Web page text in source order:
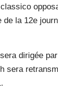
la 12e
dirigée
sera